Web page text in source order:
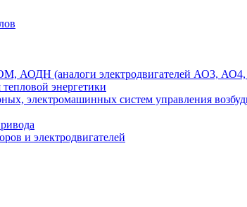
АОДН (аналоги электродвигателей АО3, АО4,
энергетики
электромашинных систем управления
и электродвигателей